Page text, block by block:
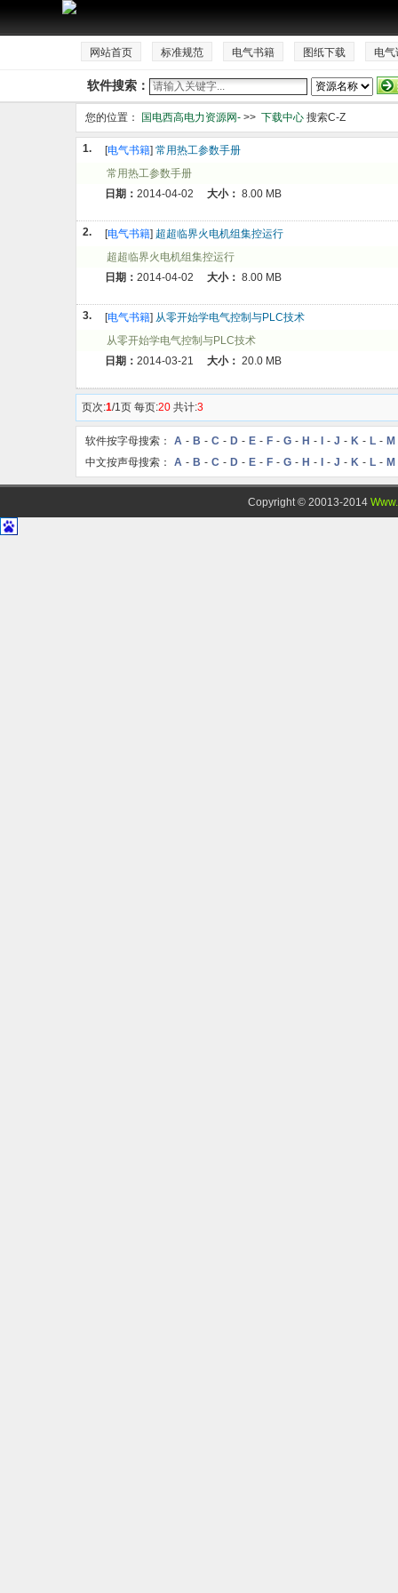
网站首页 标准规范 电气书籍 图纸下载 电气
软件搜索：
您的位置： 国电西高电力资源网- >> 下载中心 搜索C-Z
1. [电气书籍] 常用热工参数手册
常用热工参数手册
日期： 2014-04-02 大小： 8.00 MB
2. [电气书籍] 超超临界火电机组集控运行
超超临界火电机组集控运行
日期： 2014-04-02 大小： 8.00 MB
3. [电气书籍] 从零开始学电气控制与PLC技术
从零开始学电气控制与PLC技术
日期： 2014-03-21 大小： 20.0 MB
页次:1/1页 每页:20 共计:3
软件按字母搜索： A - B - C - D - E - F - G - H - - J - K - L - M
中文按声母搜索： A - B - C - D - E - F - G - H - - J - K - L - M
Copyright © 20013-2014